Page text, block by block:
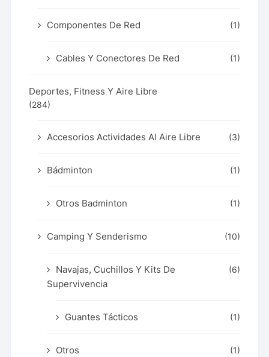
Componentes De Red (1)
Cables Y Conectores De Red (1)
Deportes, Fitness Y Aire Libre
(284)
Accesorios Actividades Al Aire Libre (3)
Bádminton (1)
Otros Badminton (1)
Camping Y Senderismo (10)
Navajas, Cuchillos Y Kits De
Supervivencia
(6)
Guantes Tácticos (1)
Otros (1)